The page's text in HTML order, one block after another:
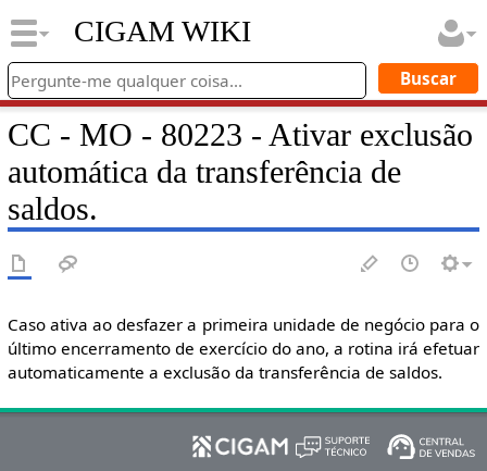
CIGAM WIKI
CC - MO - 80223 - Ativar exclusão
automática da transferência de
saldos.
Caso ativa ao desfazer a primeira unidade de negócio para o
último encerramento de exercício do ano, a rotina irá efetuar
automaticamente a exclusão da transferência de saldos.